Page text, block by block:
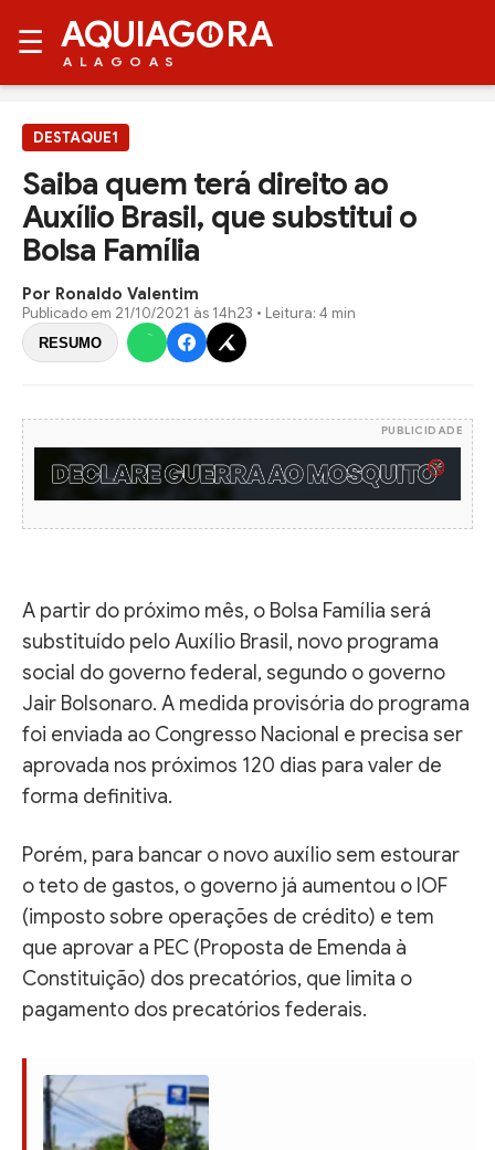
☰ AQUIAG RA
ALAGOAS
DESTAQUE1
Saiba quem terá direito ao
Auxílio Brasil, que substitui o
Bolsa Família
Por Ronaldo Valentim
Publicado em 21/10/2021 às 14h23 • Leitura: 4 min
RESUMO
PUBLICIDADE
A partir do próximo mês, o Bolsa Família será
substituído pelo Auxílio Brasil, novo programa
social do governo federal, segundo o governo
Jair Bolsonaro. A medida provisória do programa
foi enviada ao Congresso Nacional e precisa ser
aprovada nos próximos 120 dias para valer de
forma definitiva.
Porém, para bancar o novo auxílio sem estourar
o teto de gastos, o governo já aumentou o IOF
(imposto sobre operações de crédito) e tem
que aprovar a PEC (Proposta de Emenda à
Constituição) dos precatórios, que limita o
pagamento dos precatórios federais.